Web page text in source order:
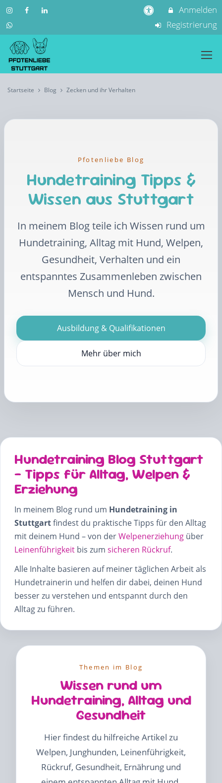
Anmelden
Registrierung
Startseite Blog Zecken und ihr Verhalten
Pfotenliebe Blog
Hundetraining Tipps &
Wissen aus Stuttgart
In meinem Blog teile ich Wissen rund um
Hundetraining, Alltag mit Hund, Welpen,
Gesundheit, Verhalten und ein
entspanntes Zusammenleben zwischen
Mensch und Hund.
Ausbildung & Qualifikationen
Mehr über mich
Hundetraining Blog Stuttgart
– Tipps für Alltag, Welpen &
Erziehung
In meinem Blog rund um Hundetraining in
Stuttgartfindest du praktische Tipps für den Alltag
mit deinem Hund – von derWelpenerziehung über
Leinenführigkeit bis zum sicheren Rückruf.
Alle Inhalte basieren auf meiner täglichen Arbeit als
Hundetrainerin und helfen dir dabei, deinen Hund
besser zu verstehen und entspannt durch den
Alltag zu führen.
Themen im Blog
Wissen rund um
Hundetraining, Alltag und
Gesundheit
Hier findest du hilfreiche Artikel zu
Welpen, Junghunden, Leinenführigkeit,
Rückruf, Gesundheit, Ernährung und